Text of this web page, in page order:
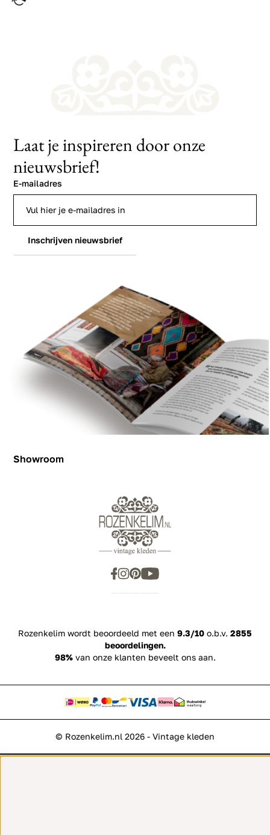
Showroom
Laat je inspireren door onze
nieuwsbrief!
E-mailadres
Inschrijven nieuwsbrief
Rozenkelim wordt beoordeeld met een 9.3/10 o.b.v. 2855
beoordelingen.
98%van onze klanten beveelt ons aan.
© Rozenkelim.nl 2026 - Vintage kleden